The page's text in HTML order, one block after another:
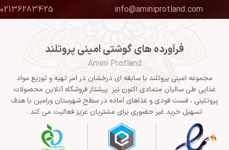
info@aminiprotland.com
02136283425
فرآورده های گوشتی امینی پروتلند
Amini Protland
مجموعه امینی پروتلند با سابقه ای درخشان در امر تهیه و توزیع مواد
غذایی طی سالیان متمادی اکنون نیز پیشتاز فروشگاه آنلاین محصولات
پروتئینی ، فست فودی و غذاهای آماده در سطح شهرستان ورامین با هدف
تسهیل خرید غیر حضوری برای مشتریان عزیز فعالیت می کند .